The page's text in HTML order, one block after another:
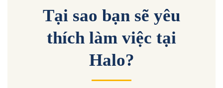
Tại sao bạn sẽ yêu
thích làm việc tại
Halo?